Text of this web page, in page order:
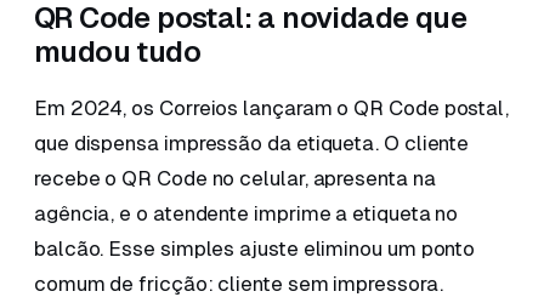
QR Code postal: a novidade que
mudou tudo
Em 2024, os Correios lançaram o QR Code postal,
que dispensa impressão da etiqueta. O cliente
recebe o QR Code no celular, apresenta na
agência, e o atendente imprime a etiqueta no
balcão. Esse simples ajuste eliminou um ponto
comum de fricção: cliente sem impressora.